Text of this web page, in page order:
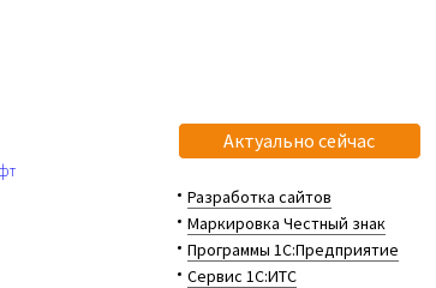
Актуально сейчас
Разработка сайтов
Маркировка Честный знак
Программы 1С:Предприятие
Сервис 1С:ИТС